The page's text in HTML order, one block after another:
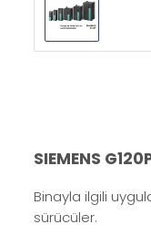
SIEMENS
Binayla ilgili
sürücüler.